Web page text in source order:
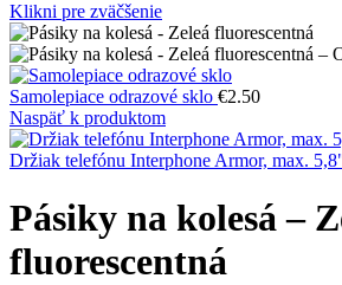
Klikni pre zväčšenie
Samolepiace odrazové sklo €2.50
Naspäť k produktom
Držiak telefónu Interphone Armor, max.
Pásiky na kolesá –
fluorescentná